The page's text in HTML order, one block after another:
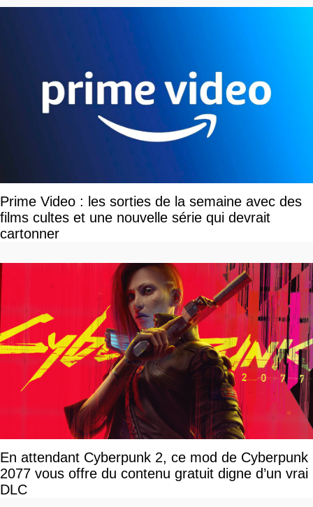
Prime Video : les sorties de la semaine avec des
films cultes et une nouvelle série qui devrait
cartonner
En attendant Cyberpunk 2, ce mod de Cyberpunk
2077 vous offre du contenu gratuit digne d’un vrai
DLC